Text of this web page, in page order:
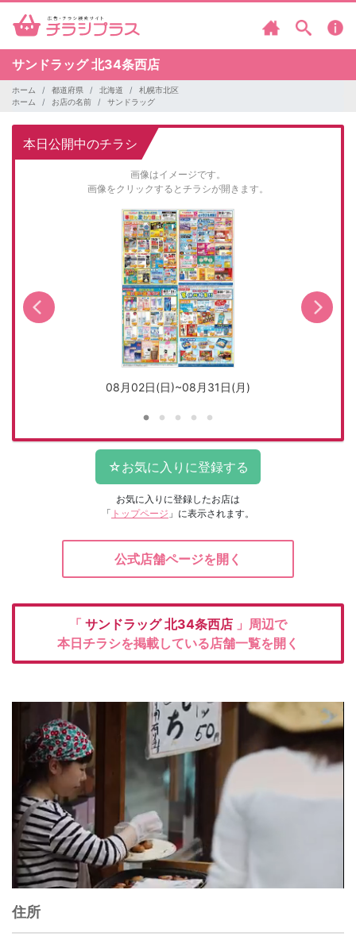
サンドラッグ北34条西店
ホーム 都道府県 北海道
札幌市北区
ホーム
お店の名前 サンドラッグ
本日公開中のチラシ
画像はイメージです。
画像をクリックするとチラシが開きます。
08月02日(日)~08月31日(月)
お気に入りに登録したお店は
「 トップページ 」に表示されます。
公式店舗ページを開く
「 サンドラッグ北34条西店 」周辺で
本日チラシを掲載している店舗一覧を開く
住所